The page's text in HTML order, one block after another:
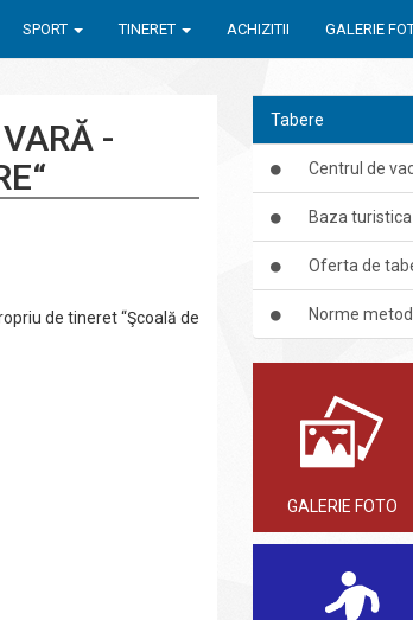
SPORT TINERET ACHIZITII GALERIE
-
de tineret “Şcoală de
Tabere
Centrul de
Baza
Oferta de
Norme
GALERIE FOTO